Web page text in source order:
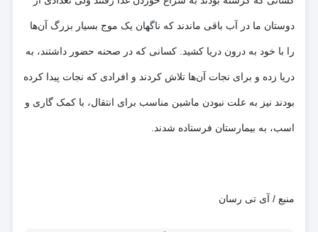
دوستان ما در آب باقی ماندند که ناگهان یک موج بسیار بزرگ آن‌ها
را با خود به درون دریا کشید. کسانی که در صحنه حضور داشتند، به
دریا زده و برای نجات آن‌ها تلاش کردند و افرادی که نجات پیدا کرده
بودند نیز به علت نبودن ماشین مناسب برای انتقال، با کمک گاری و
اسب، به بیمارستان فرستاده شدند.
منبع / آی تی رسان